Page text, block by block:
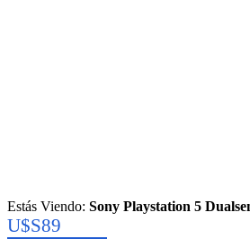
Estás Viendo: Sony Playstation 5
U$S89